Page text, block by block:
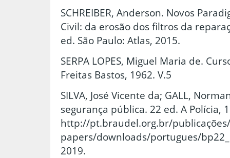
SCHREIBER, Anderson. Novos
Civil: da erosão dos filtros da
ed. São Paulo: Atlas, 2015.
SERPA LOPES, Miguel Maria de.
Freitas Bastos, 1962. V.5
SILVA, José Vicente da; GALL,
segurança pública. 22 ed. A Polícia,
http://pt.braudel.org.br/
papers/downloads/portugues/
2019.